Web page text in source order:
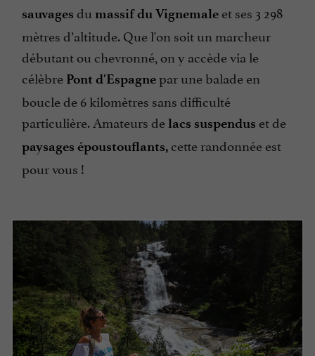
sauvages du massif du Vignemale et ses 3 298
mètres d’altitude. Que l'on soit un marcheur
débutant ou chevronné, on y accède via le
célèbre Pont d'Espagnepar une balade en
boucle de 6 kilomètres sans difficulté
particulière. Amateurs delacs suspendus et de
paysages époustouflants, cette randonnée est
pour vous !